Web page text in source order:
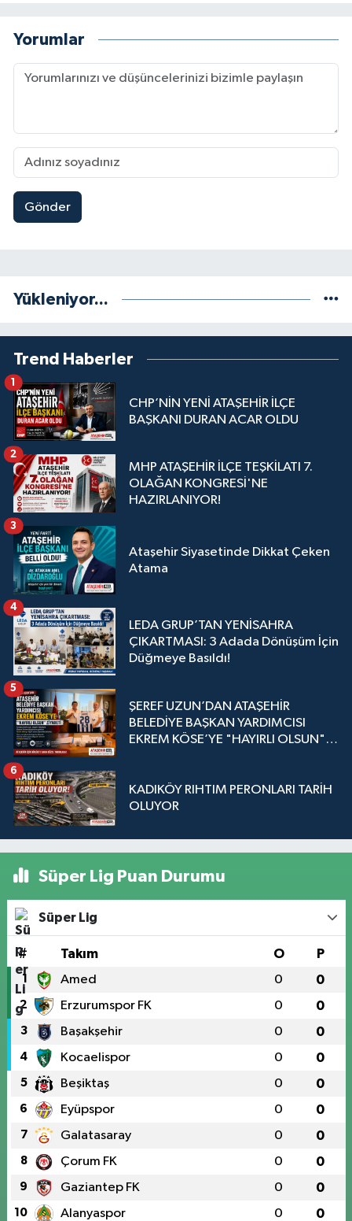
Yorumlar
Gönder
Yükleniyor...
Trend Haberler
CHP’NİN YENİ ATAŞEHİR İLÇE
BAŞKANI DURAN ACAR OLDU
1
MHP ATAŞEHİR İLÇE TEŞKİLATI 7.
OLAĞAN KONGRESİ'NE
HAZIRLANIYOR!
2
Ataşehir Siyasetinde Dikkat Çeken
Atama
3
LEDA GRUP’TAN YENİSAHRA
ÇIKARTMASI: 3 Adada Dönüşüm İçin
Düğmeye Basıldı!
4
ŞEREF UZUN’DAN ATAŞEHİR
BELEDİYE BAŞKAN YARDIMCISI
EKREM KÖSE’YE "HAYIRLI OLSUN"
5
KADIKÖY RIHTIM PERONLARI TARİH
OLUYOR
6
Süper Lig Puan Durumu
Süper Lig
# Takım O P
1 Amed 0 0
2 Erzurumspor FK 0 0
3 Başakşehir 0 0
4 Kocaelispor 0 0
5 Beşiktaş 0 0
6 Eyüpspor 0 0
7 Galatasaray 0 0
8 Çorum FK 0 0
9 Gaziantep FK 0 0
10 Alanyaspor 0 0